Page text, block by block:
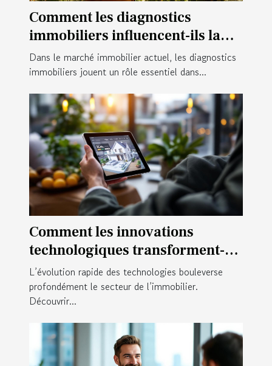
Comment les diagnostics
immobiliers influencent-ils la
valeur d'une propriété?
Dans le marché immobilier actuel, les diagnostics
immobiliers jouent un rôle essentiel dans...
Comment les innovations
technologiques transforment-
elles l'achat immobilier ?
L’évolution rapide des technologies bouleverse
profondément le secteur de l’immobilier.
Découvrir...